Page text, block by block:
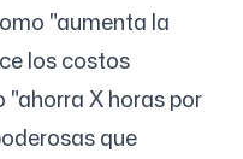
"aumenta la
los costos
"ahorra X horas por
que